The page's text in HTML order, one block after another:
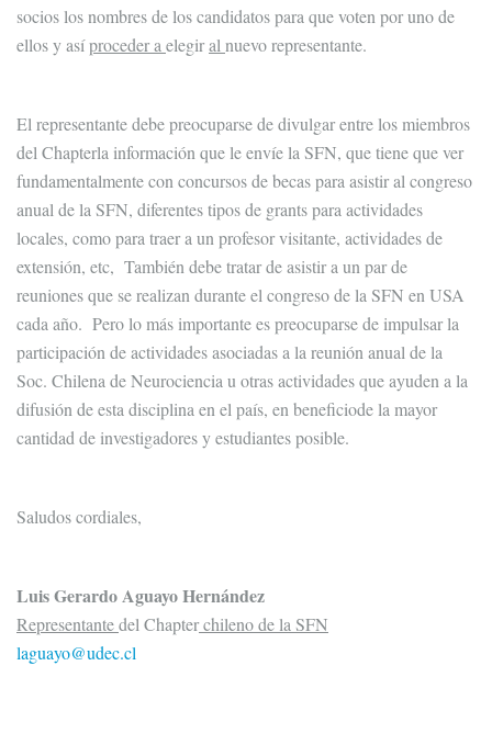
socios los nombres de los candidatos para que voten por uno de
ellos y asíproceder a elegiral nuevo representante.
El representante debe preocuparse de divulgar entre los miembros
del Chapterla información que le envíe la SFN, que tiene que ver
fundamentalmente con concursos de becas para asistir al congreso
anual de la SFN, diferentes tipos de grants para actividades
locales, como para traer a un profesor visitante, actividades de
extensión, etc, También debe tratar de asistir a un par de
reuniones que se realizan durante el congreso de la SFN en USA
cada año. Pero lo más importante es preocuparse de impulsar la
participación de actividades asociadas a la reunión anual de la
Soc. Chilena de Neurociencia u otras actividades que ayuden a la
difusión de esta disciplina en el país, en beneficiode la mayor
cantidad de investigadores y estudiantes posible.
Saludos cordiales,
Luis Gerardo Aguayo Hernández
Representantedel Chapterchileno de la SFN
laguayo@udec.cl